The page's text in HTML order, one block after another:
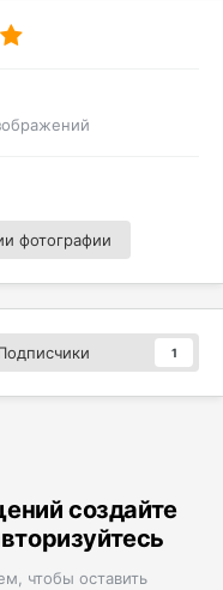
фотографии
1
создайте
чтобы оставить